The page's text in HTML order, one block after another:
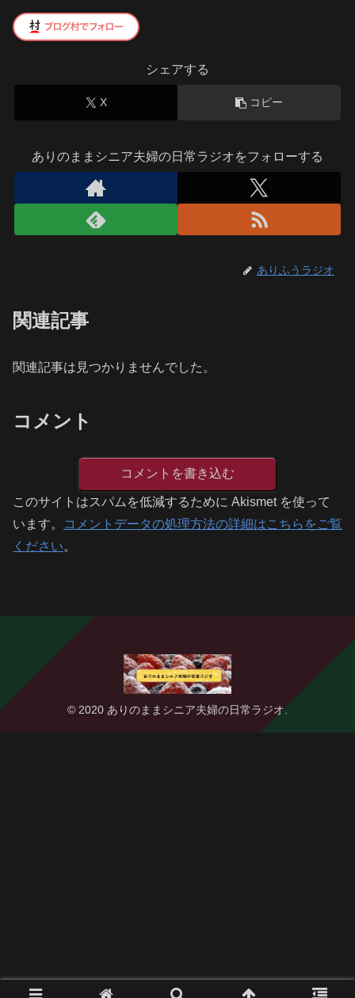
シェアする
X コピー
ありのままシニア夫婦の日常ラジオをフォローする
ありふうラジオ
関連記事
関連記事は見つかりませんでした。
コメント
コメントを書き込む
このサイトはスパムを低減するために Akismet を使って
います。
コメントデータの処理方法の詳細はこちらをご覧
ください。
© 2020 ありのままシニア夫婦の日常ラジオ.